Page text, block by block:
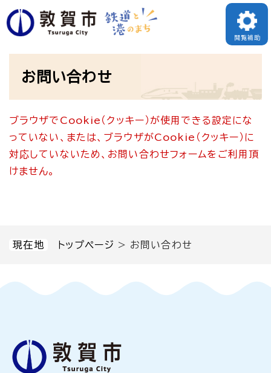
ペ
ー
す
メニューを飛ばして本文へ
閲覧補助
現在地 トップページ > お問い合わせ
お問い合わせ
ブラウザでCookie（クッキー）が使用できる設定にな
っていない、または、ブラウザがCookie（クッキー）に
対応していないため、お問い合わせフォームをご利用頂
けません。